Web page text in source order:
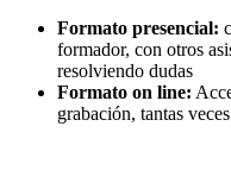
Formato presencial:
formador, con otros
resolviendo dudas
Formato on line:
grabación, tantas